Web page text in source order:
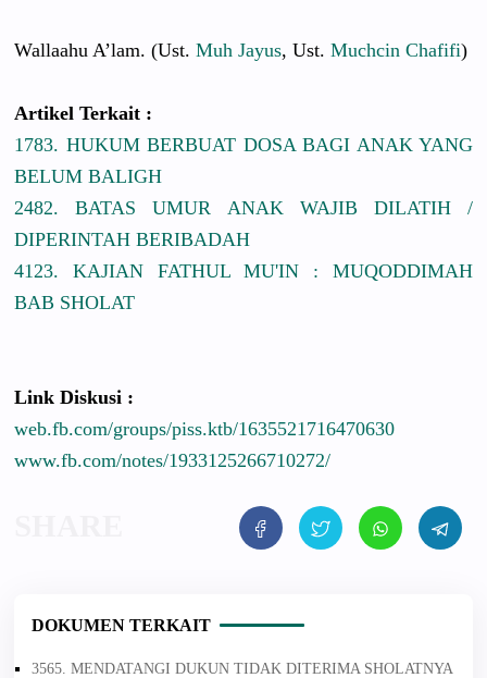
Wallaahu A’lam. (Ust. Muh Jayus, Ust. Muchcin Chafifi)
Artikel Terkait :
1783. HUKUM BERBUAT DOSA BAGI ANAK YANG
BELUM BALIGH
2482. BATAS UMUR ANAK WAJIB DILATIH /
DIPERINTAH BERIBADAH
4123. KAJIAN FATHUL MU'IN : MUQODDIMAH
BAB SHOLAT
Link Diskusi :
web.fb.com/groups/piss.ktb/1635521716470630
www.fb.com/notes/1933125266710272/
DOKUMEN TERKAIT
3565. MENDATANGI DUKUN TIDAK DITERIMA SHOLATNYA